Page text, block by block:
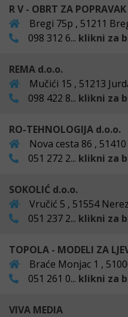
R V - OBRT ZA POPRAVAK
Bregi 75p , 51211
098 312 6... klikni za
REMA d.o.o.
Mučići 15 , 51213
098 422 8... klikni za
RO-TEHNOLOGIJA d.o.o.
Nova cesta 86 ,
051 272 2... klikni za
SOKOLIĆ d.o.o.
Vručić 5 , 51554
051 237 2... klikni za
TOPOLA - MODELI ZA
Braće Monjac 1 ,
051 261 0... klikni za
VIVA MEDIA